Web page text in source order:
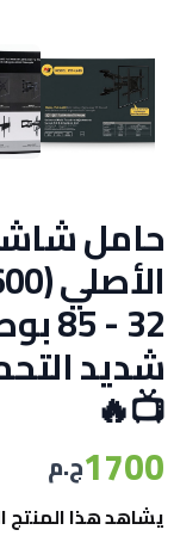
32
شديد
📺🔥
1700ج.م
يشاهد هذا المنتج